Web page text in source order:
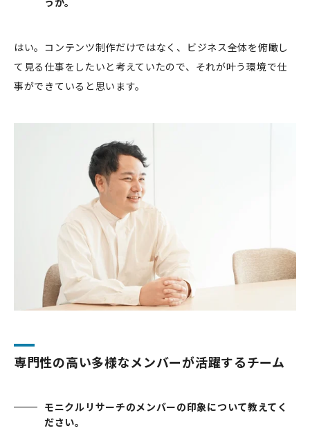
はい。コンテンツ制作だけではなく、ビジネス全体を俯瞰し
て見る仕事をしたいと考えていたので、それが叶う環境で仕
事ができていると思います。
専門性の高い多様なメンバーが活躍するチーム
モニクルリサーチのメンバーの印象について教えてく
ださい。